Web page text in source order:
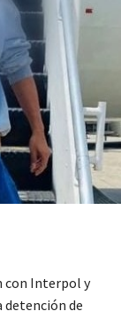
con Interpol y
detención de